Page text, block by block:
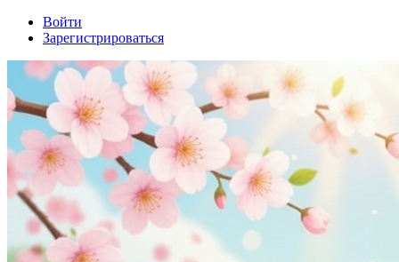
Войти
Зарегистрироваться